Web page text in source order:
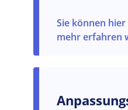
Sie können hier
mehr erfahren